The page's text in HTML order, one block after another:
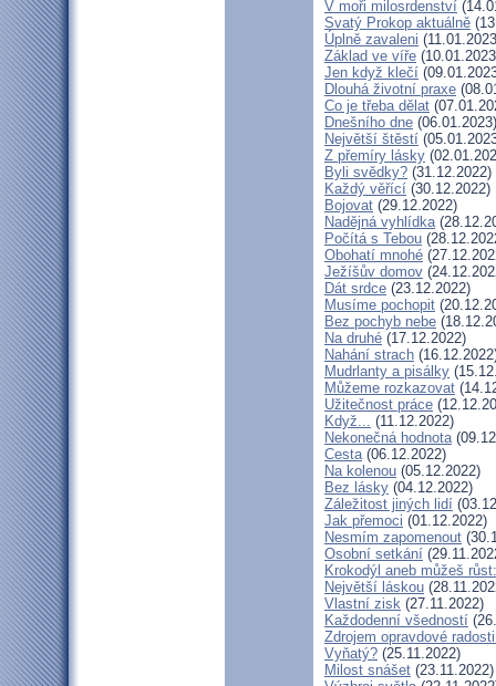
V moři milosrdenství
Svatý Prokop aktuálně
Úplně zavaleni
Základ ve víře
Jen když klečí
Dlouhá životní praxe
Co je třeba dělat
Dnešního dne (06.01.2023)
Největší štěstí
Z přemíry lásky
Byli svědky? (31.12.2022)
Každý věřící (30.12.2022)
Bojovat (29.12.2022)
Nadějná vyhlídka
Počítá s Tebou
Obohatí mnohé
Ježíšův domov
Dát srdce (23.12.2022)
Musíme pochopit
Bez pochyb nebe
Na druhé (17.12.2022)
Nahání strach
Mudrlanty a pisálky
Můžeme rozkazovat
Užitečnost práce
Když... (11.12.2022)
Nekonečná hodnota
Cesta(06.12.2022)
Na kolenou (05.12.2022)
Bez lásky (04.12.2022)
Záležitost jiných lidí
Jak přemoci (01.12.2022)
Nesmím zapomenout
Osobní setkání
Krokodýl aneb můžeš
Největší láskou
Vlastní zisk (27.11.2022)
Každodenní všedností
Zdrojem opravdové
Vyňatý? (25.11.2022)
Milost snášet (23.11.2022)